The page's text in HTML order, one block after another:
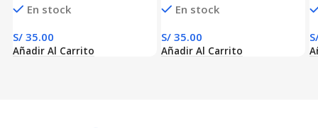
1″ x 1500 ETIQ. x 1 COL.
En stock
S/ 35.00
Añadir Al Carrito
COL. TUCO 1″ (50 MM X 25
En stock
S/ 35.00
Añadir Al Carrito
x